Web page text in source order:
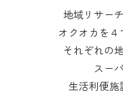
地域リサー
オクオカを４
それぞれの
スー
生活利便施